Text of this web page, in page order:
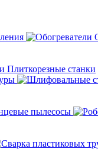
Плиткорезные станки
пылесосы